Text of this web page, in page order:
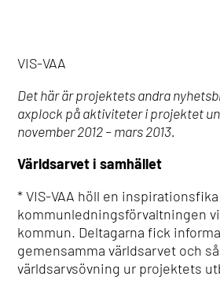
VIS-VAA
Det här är projektets andra
axplock på aktiviteter i projektet
november 2012 – mars 2013.
Världsarvet i samhället
* VIS-VAA höll en
kommunledningsförvaltningen
kommun. Deltagarna fick
gemensamma världsarvet och
världsarvsövning ur projektets